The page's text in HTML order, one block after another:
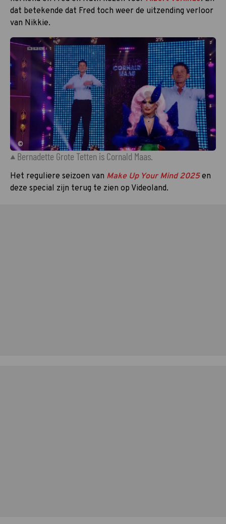
dat betekende dat Fred toch weer de uitzending verloor
van Nikkie.
©
Bernadette Grote Tetten is Cornald Maas.
Het reguliere seizoen van Make Up Your Mind 2025 en
deze special zijn terug te zien op Videoland.